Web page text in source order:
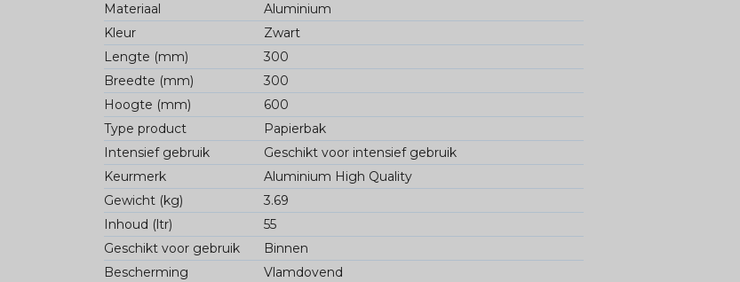
Materiaal
Aluminium
Kleur
Zwart
Lengte (mm)
300
Breedte (mm)
300
Hoogte (mm)
600
Type product
Papierbak
Intensief gebruik
Geschikt voor intensief gebruik
Keurmerk
Aluminium High Quality
Gewicht (kg)
3.69
Inhoud (ltr)
55
Geschikt voor gebruik
Binnen
Bescherming
Vlamdovend